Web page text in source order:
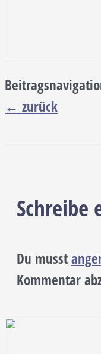
← zurück
Schreibe
Du musst
Kommentar